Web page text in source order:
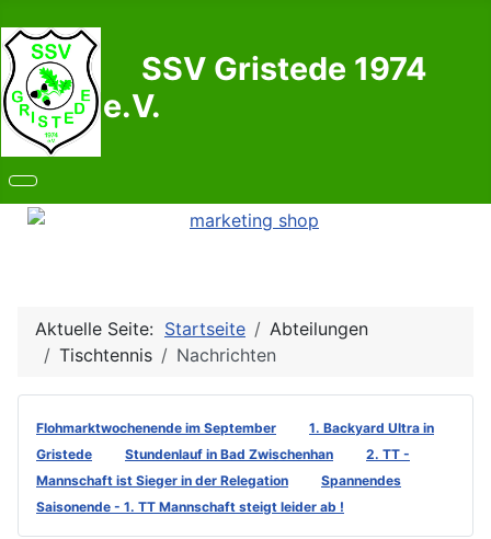
SSV Gristede 1974
e.V.
Aktuelle Seite: Startseite
Abteilungen
Tischtennis
Nachrichten
Flohmarktwochenende im September
1. Backyard Ultra in
Gristede
Stundenlauf in Bad Zwischenhan
2. TT -
Mannschaft ist Sieger in der Relegation
Spannendes
Saisonende - 1. TT Mannschaft steigt leider ab !